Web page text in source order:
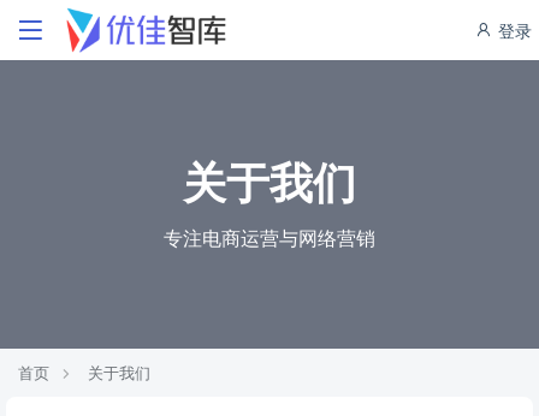
登录
关于我们
专注电商运营与网络营销
首页 关于我们